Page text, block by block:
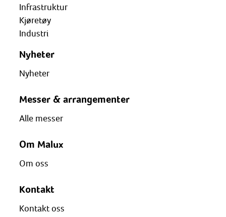
Infrastruktur
Kjøretøy
Industri
Nyheter
Nyheter
Messer & arrangementer
Alle messer
Om Malux
Om oss
Kontakt
Kontakt oss